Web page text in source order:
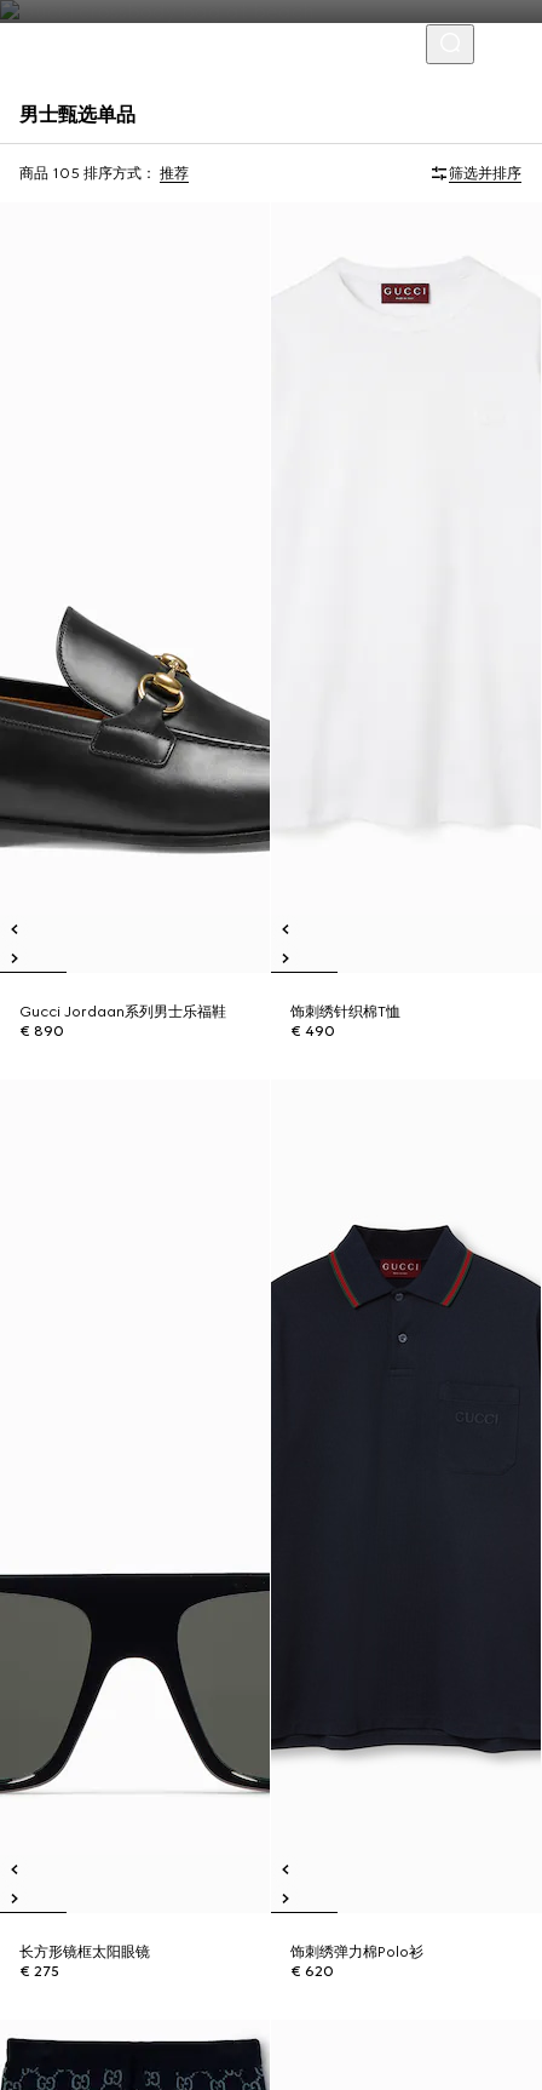
男士甄选单品
商品 105 排序方式： 推荐 筛选并排序
Virtual Try-On
Gucci Jordaan系列男士乐福鞋
€ 890
饰刺绣针织棉T恤
€ 490
长方形镜框太阳眼镜
€ 275
饰刺绣弹力棉Polo衫
€ 620